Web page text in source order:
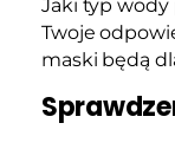
Jaki typ wody
Twoje
maski będą